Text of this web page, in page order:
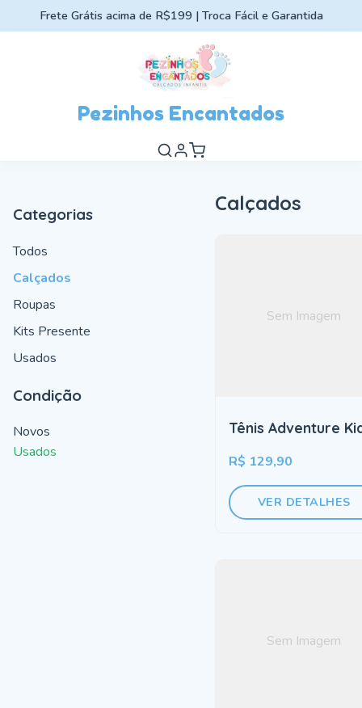
Frete Grátis acima de R$199 | Troca Fácil e Garantida
Pezinhos Encantados
Categorias
Todos
Calçados
Roupas
Kits Presente
Usados
Condição
Novos
Usados
Calçados
Sem Imagem
Tênis Adventure
R$ 129,90
VER DETALHES
Sem Imagem